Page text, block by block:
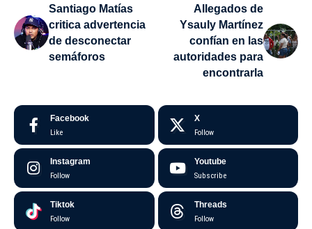
Santiago Matías
critica advertencia
de desconectar
semáforos
Allegados de
Ysauly Martínez
confían en las
autoridades para
encontrarla
Facebook
Like
X
Follow
Instagram
Follow
Youtube
Subscribe
Tiktok
Follow
Threads
Follow